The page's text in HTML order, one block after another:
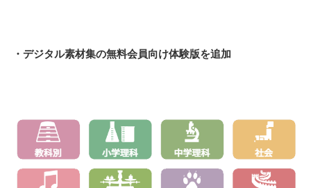
・デジタル素材集の無料会員向け体験版を追加